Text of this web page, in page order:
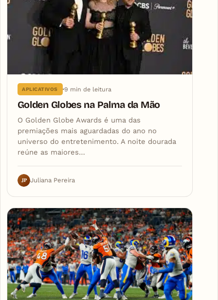
APLICATIVOS 9 min de leitura
Golden Globes na Palma da Mão
O Golden Globe Awards é uma das
premiações mais aguardadas do ano no
universo do entretenimento. A noite dourada
reúne as maiores…
JP Juliana Pereira